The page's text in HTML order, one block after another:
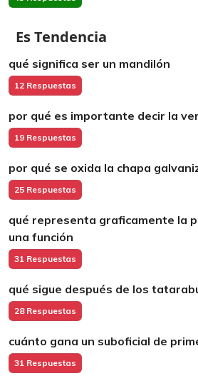
Es Tendencia
qué significa ser un mandilón
12 Respuestas
por qué es importante decir la
19 Respuestas
por qué se oxida la chapa
25 Respuestas
qué representa graficamente la
una función
31 Respuestas
qué sigue después de los
28 Respuestas
cuánto gana un suboficial de
31 Respuestas